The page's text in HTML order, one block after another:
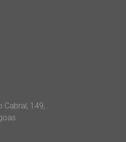
Cabral, 149,